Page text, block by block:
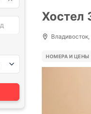
Хостел
НОМЕРА И ЦЕНЫ